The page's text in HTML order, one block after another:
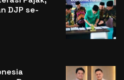
DJP se-